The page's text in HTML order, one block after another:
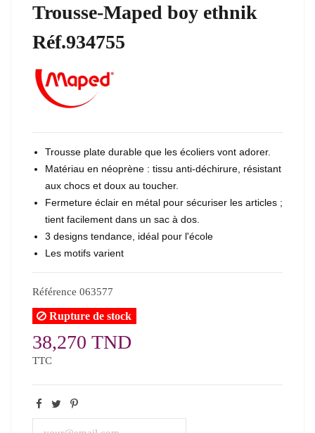
Trousse-Maped boy ethnik
Réf.934755
Trousse plate durable que les écoliers vont adorer.
Matériau en néoprène : tissu anti-déchirure, résistant
aux chocs et doux au toucher.
Fermeture éclair en métal pour sécuriser les articles ;
tient facilement dans un sac à dos.
3 designs tendance, idéal pour l'école
Les motifs varient
Référence 063577
Rupture de stock
38,270 TND
TTC